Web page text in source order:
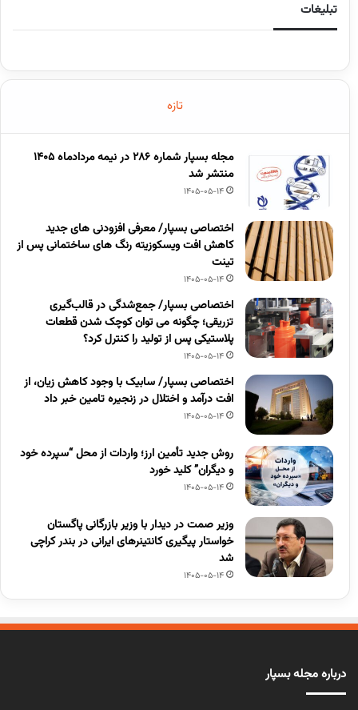
تبلیغات
تازه
مجله بسپار شماره 286 در نیمه مردادماه 1405
منتشر شد
1405-05-14
اختصاصی بسپار/ معرفی افزودنی های جدید
کاهش افت ویسکوزیته رنگ های ساختمانی پس از
تینت
1405-05-14
اختصاصی بسپار/ جمع‌شدگی در قالب‌گیری
تزریقی؛ چگونه می توان کوچک شدن قطعات
پلاستیکی پس از تولید را کنترل کرد؟
1405-05-14
اختصاصی بسپار/ سابیک با وجود کاهش زیان، از
افت درآمد و اختلال در زنجیره تامین خبر داد
1405-05-14
روش جدید تأمین ارز؛ واردات از محل “سپرده خود
و دیگران” کلید خورد
1405-05-14
وزیر صمت در دیدار با وزیر بازرگانی پاگستان
خواستار پیگیری کانتینرهای ایرانی در بندر کراچی
شد
1405-05-14
درباره مجله بسپار